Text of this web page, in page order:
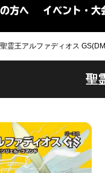
方へ イベント・大
聖霊王アルファディオス
聖